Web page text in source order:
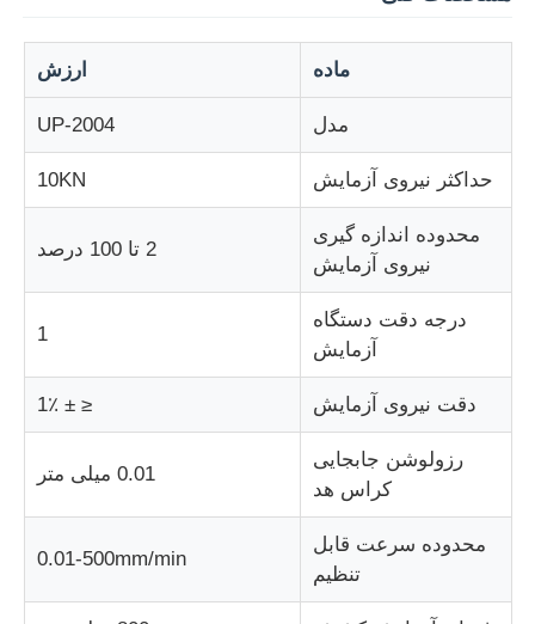
دستگاه تست ضربه
دستگاه آزمایش سایش
تجهیزات تست لاستیک
تجهیزات تست کفش
تجهیزات آزمایش مواد ساختمانی
تجهیزات آزمایش چسب
ماده ارزش
مدل UP-2004
حداکثر نیروی آزمایش 10KN
محدوده اندازه گیری
نیروی آزمایش
2 تا 100 درصد
درجه دقت دستگاه
آزمایش
1
دقت نیروی آزمایش ≤ ± 1٪
رزولوشن جابجایی
کراس هد
0.01 میلی متر
محدوده سرعت قابل
تنظیم
0.01-500mm/min